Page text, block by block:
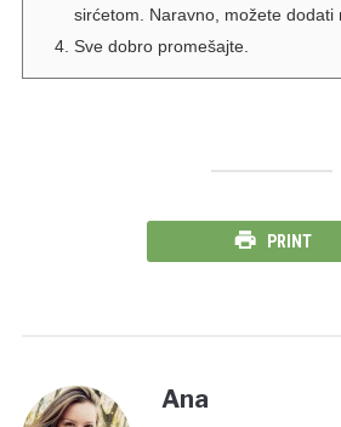
sirćetom. Naravno, možete dodati
Sve dobro promešajte.
PRINT
Ana